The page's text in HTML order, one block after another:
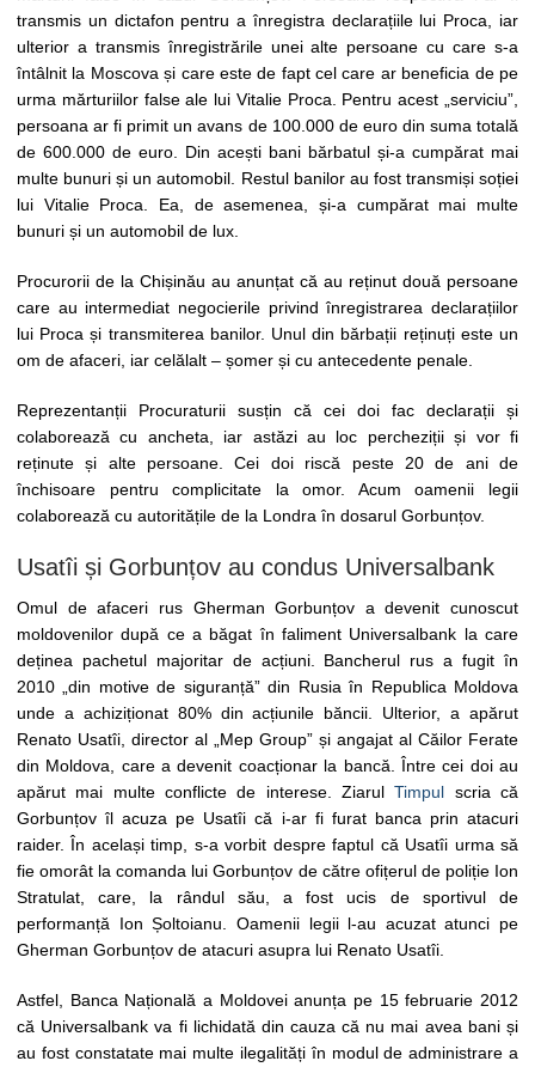
transmis un dictafon pentru a înregistra declarațiile lui Proca, iar
ulterior a transmis înregistrările unei alte persoane cu care s-a
întâlnit la Moscova și care este de fapt cel care ar beneficia de pe
urma mărturiilor false ale lui Vitalie Proca. Pentru acest „serviciu”,
persoana ar fi primit un avans de 100.000 de euro din suma totală
de 600.000 de euro. Din acești bani bărbatul și-a cumpărat mai
multe bunuri și un automobil. Restul banilor au fost transmiși soției
lui Vitalie Proca. Ea, de asemenea, și-a cumpărat mai multe
bunuri și un automobil de lux.
Procurorii de la Chișinău au anunțat că au reținut două persoane
care au intermediat negocierile privind înregistrarea declarațiilor
lui Proca și transmiterea banilor. Unul din bărbații reținuți este un
om de afaceri, iar celălalt – șomer și cu antecedente penale.
Reprezentanții Procuraturii susțin că cei doi fac declarații și
colaborează cu ancheta, iar astăzi au loc percheziții și vor fi
reținute și alte persoane. Cei doi riscă peste 20 de ani de
închisoare pentru complicitate la omor. Acum oamenii legii
colaborează cu autoritățile de la Londra în dosarul Gorbunțov.
Usatîi și Gorbunțov au condus Universalbank
Omul de afaceri rus Gherman Gorbunțov a devenit cunoscut
moldovenilor după ce a băgat în faliment Universalbank la care
deținea pachetul majoritar de acțiuni. Bancherul rus a fugit în
2010 „din motive de siguranță” din Rusia în Republica Moldova
unde a achiziționat 80% din acțiunile băncii. Ulterior, a apărut
Renato Usatîi, director al „Mep Group” și angajat al Căilor Ferate
din Moldova, care a devenit coacționar la bancă. Între cei doi au
apărut mai multe conflicte de interese. ZiarulTimpul scria că
Gorbunțov îl acuza pe Usatîi că i-ar fi furat banca prin atacuri
raider. În același timp, s-a vorbit despre faptul că Usatîi urma să
fie omorât la comanda lui Gorbunțov de către ofițerul de poliție Ion
Stratulat, care, la rândul său, a fost ucis de sportivul de
performanță Ion Șoltoianu. Oamenii legii l-au acuzat atunci pe
Gherman Gorbunțov de atacuri asupra lui Renato Usatîi.
Astfel, Banca Națională a Moldovei anunța pe 15 februarie 2012
că Universalbank va fi lichidată din cauza că nu mai avea bani și
au fost constatate mai multe ilegalități în modul de administrare a